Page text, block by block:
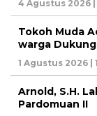
4 Agustus 2026 |
Tokoh Muda
warga
1 Agustus 2026 |
Arnold, S.H.
Pardomuan II